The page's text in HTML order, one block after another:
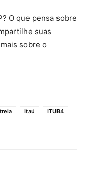
O que pensa sobre
suas
sobre o
Itaú
ITUB4